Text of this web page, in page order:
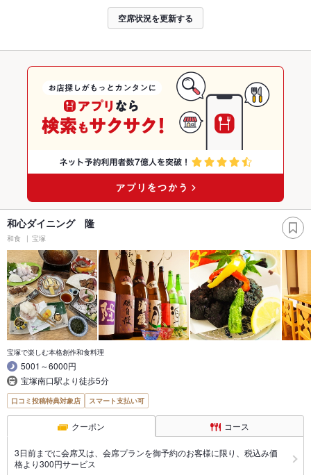
空席状況を更新する
和心ダイニング 隆
和食 宝塚
宝塚で楽しむ本格創作和食料理
5001～6000円
宝塚南口駅より徒歩5分
口コミ投稿特典対象店 スマート支払い可
クーポン コース
3日前までに会席又は、会席プランを御予約のお客様に限り、税込み価
格より300円サービス